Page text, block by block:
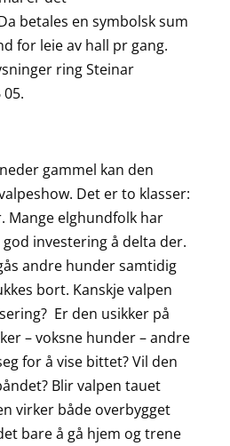
betales en symbolsk sum
for leie av hall pr gang.
ring Steinar
gammel kan den
Det er to klasser:
Mange elghundfolk har
investering å delta der.
andre hunder samtidig
bort. Kanskje valpen
Er den usikker på
– voksne hunder – andre
for å vise bittet? Vil den
Blir valpen tauet
virker både overbygget
bare å gå hjem og trene